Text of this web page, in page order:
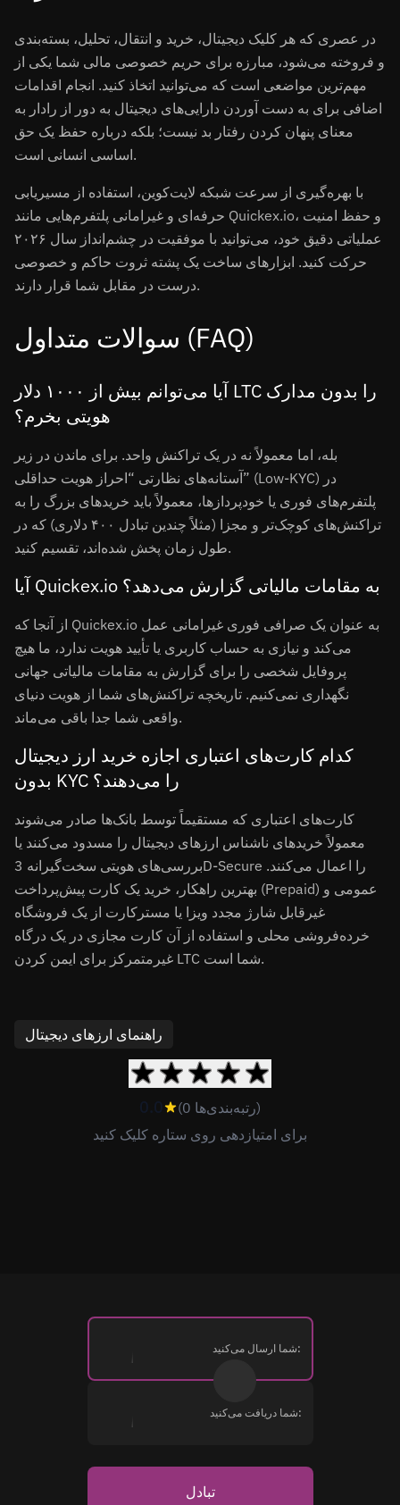
در عصری که هر کلیک دیجیتال، خرید و انتقال، تحلیل، بسته‌بندی
و فروخته می‌شود، مبارزه برای حریم خصوصی مالی شما یکی از
مهم‌ترین مواضعی است که می‌توانید اتخاذ کنید. انجام اقدامات
اضافی برای به دست آوردن دارایی‌های دیجیتال به دور از رادار به
معنای پنهان کردن رفتار بد نیست؛ بلکه درباره حفظ یک حق
اساسی انسانی است.
با بهره‌گیری از سرعت شبکه لایت‌کوین، استفاده از مسیریابی
حرفه‌ای و غیرامانی پلتفرم‌هایی مانند Quickex.io، و حفظ امنیت
عملیاتی دقیق خود، می‌توانید با موفقیت در چشم‌انداز سال ۲۰۲۶
حرکت کنید. ابزارهای ساخت یک پشته ثروت حاکم و خصوصی
درست در مقابل شما قرار دارند.
سوالات متداول (FAQ)
آیا می‌توانم بیش از ۱۰۰۰ دلار LTC را بدون مدارک
هویتی بخرم؟
بله، اما معمولاً نه در یک تراکنش واحد. برای ماندن در زیر
آستانه‌های نظارتی “احراز هویت حداقلی” (Low-KYC) در
پلتفرم‌های فوری یا خودپردازها، معمولاً باید خریدهای بزرگ را به
تراکنش‌های کوچک‌تر و مجزا (مثلاً چندین تبادل ۴۰۰ دلاری) که در
طول زمان پخش شده‌اند، تقسیم کنید.
آیا Quickex.io به مقامات مالیاتی گزارش می‌دهد؟
از آنجا که Quickex.io به عنوان یک صرافی فوری غیرامانی عمل
می‌کند و نیازی به حساب کاربری یا تأیید هویت ندارد، ما هیچ
پروفایل شخصی را برای گزارش به مقامات مالیاتی جهانی
نگهداری نمی‌کنیم. تاریخچه تراکنش‌های شما از هویت دنیای
واقعی شما جدا باقی می‌ماند.
کدام کارت‌های اعتباری اجازه خرید ارز دیجیتال
بدون KYC را می‌دهند؟
کارت‌های اعتباری که مستقیماً توسط بانک‌ها صادر می‌شوند
معمولاً خریدهای ناشناس ارزهای دیجیتال را مسدود می‌کنند یا
بررسی‌های هویتی سخت‌گیرانه 3D-Secure را اعمال می‌کنند.
بهترین راهکار، خرید یک کارت پیش‌پرداخت (Prepaid) عمومی و
غیرقابل شارژ مجدد ویزا یا مسترکارت از یک فروشگاه
خرده‌فروشی محلی و استفاده از آن کارت مجازی در یک درگاه
غیرمتمرکز برای ایمن کردن LTC شما است.
راهنمای ارزهای دیجیتال
0.0
(0 رتبه‌بندی‌ها)
برای امتیازدهی روی ستاره کلیک کنید
شما ارسال می‌کنید:
شما دریافت می‌کنید:
تبادل